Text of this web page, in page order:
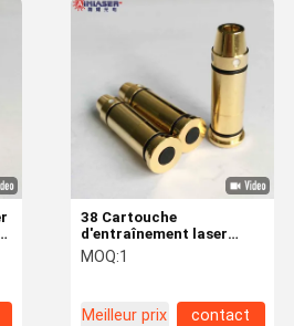
38 Cartouche
d'entraînement laser
spéciale plaquée en or
pour le système de
d'entraînement au feu sec
MOQ:1
Meilleur prix contact